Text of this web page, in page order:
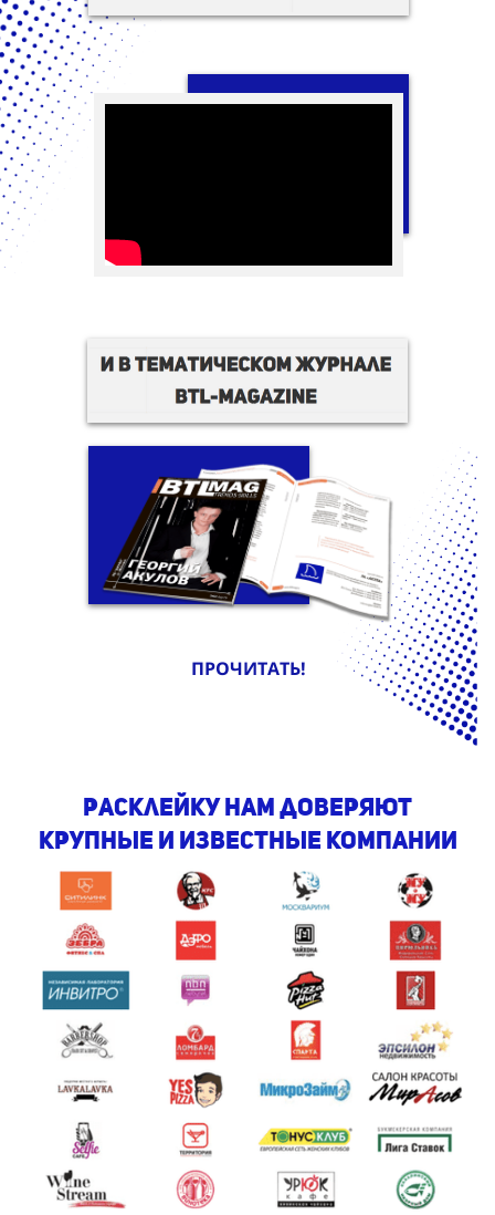
ПРОЧИТАТЬ!
Расклейку нам доверяют
крупные и известные компании